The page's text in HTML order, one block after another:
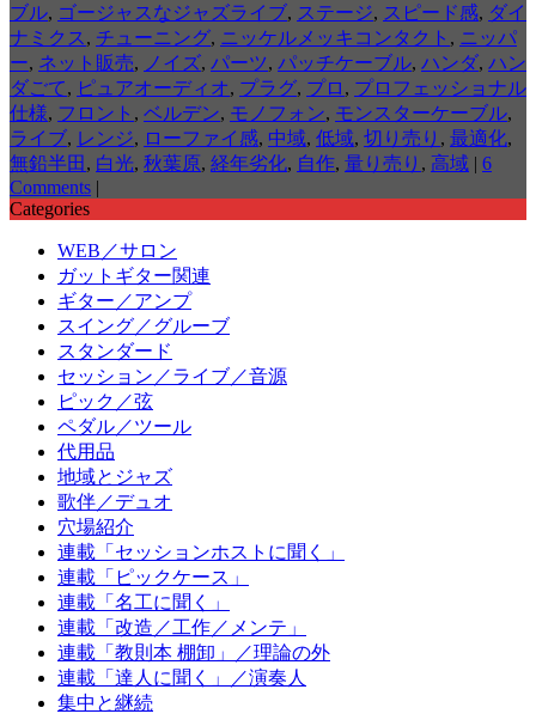
ブル, ゴージャスなジャズライブ, ステージ, スピード感, ダイ
ナミクス , チューニング, ニッケルメッキコンタクト , ニッパ
ー, ネット販売, ノイズ, パーツ, パッチケーブル, ハンダ, ハン
ダごて, ピュアオーディオ, プラグ, プロ , プロフェッショナル
仕様, フロント , ベルデン, モノフォン, モンスターケーブル,
ライブ, レンジ, ローファイ感, 中域, 低域, 切り売り , 最適化,
無鉛半田 , 白光, 秋葉原, 経年劣化, 自作, 量り売り , 高域 | 6
Comments |
Categories
WEB／サロン
ガットギター関連
ギター／アンプ
スイング／グルーブ
スタンダード
セッション／ライブ／音源
ピック／弦
ペダル／ツール
代用品
地域とジャズ
歌伴／デュオ
穴場紹介
連載「セッションホストに聞く」
連載「ピックケース」
連載「名工に聞く」
連載「改造／工作／メンテ」
連載「教則本 棚卸」／理論の外
連載「達人に聞く」／演奏人
集中と継続